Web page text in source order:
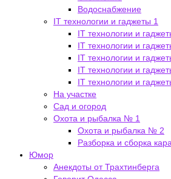
Водоснабжение
IT технологии и гаджеты 1
IT технологии и
IT технологии и
IT технологии и
IT технологии и
IT технологии и
На участке
Сад и огород
Охота и рыбалка № 1
Охота и рыбалка № 2
Разборка и сборка
Юмор
Анекдоты от Трахтинберга